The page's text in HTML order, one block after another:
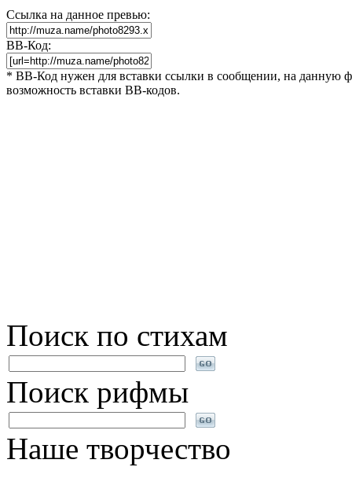
Ссылка на данное превью:
BB-Код:
* BB-Код нужен для вставки ссылки в сообщении, на данную
возможность вставки BB-кодов.
Поиск по стихам
Поиск рифмы
Наше творчество